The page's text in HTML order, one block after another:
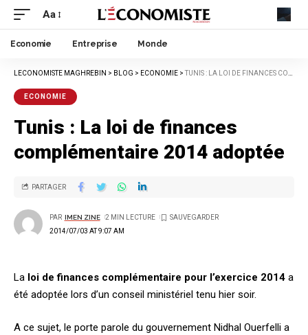
Aa
Economie Entreprise Monde
LECONOMISTE MAGHREBIN > BLOG > ECONOMIE >TUNIS : LA LOI DE FINANCES COMPLÉMENTAIRE 2014 ADOPTÉE
ECONOMIE
Tunis : La loi de finances
complémentaire 2014 adoptée
2014/07/03 AT 9:07 AM
PAR IMEN ZINE 2 MIN LECTURE
PARTAGER
La loi de finances complémentaire pour l’exercice 2014 a
été adoptée lors d’un conseil ministériel tenu hier soir.
A ce sujet, le porte parole du gouvernement Nidhal Ouerfelli a